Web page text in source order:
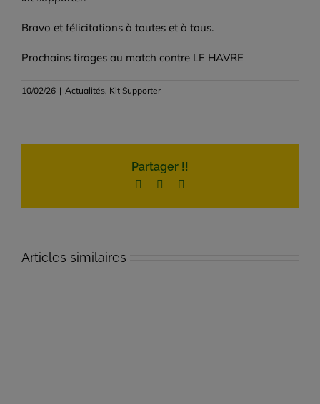
Bravo et félicitations à toutes et à tous.
Prochains tirages au match contre LE HAVRE
10/02/26 | Actualités, Kit Supporter
Partager !!
Facebook
Twitter
Articles similaires